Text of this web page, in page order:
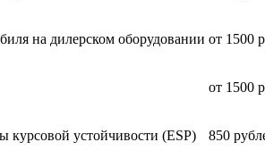
на дилерском оборудовании от 1500
от 1500
курсовой устойчивости (ESP) 850